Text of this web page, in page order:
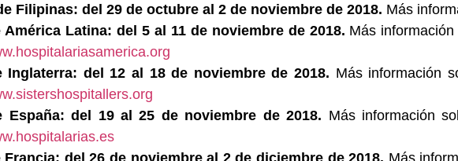
Filipinas: del 29 de octubre al 2 de noviembre de 2018. Más
Latina: del 5 al 11 de noviembre de 2018. Más
Inglaterra: del 12 al 18 de noviembre de 2018. Más información
España: del 19 al 25 de noviembre de 2018. Más información
del 26 de noviembre al 2 de diciembre de 2018. Más